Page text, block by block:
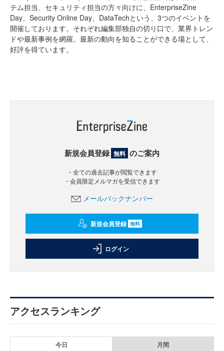
テム担当、セキュリティ担当の方々向けに、EnterpriseZine
Day、Security Online Day、DataTechという、3つのイベントを
開催しております。それぞれ編集部独自の切り口で、業界トレン
ドや最新事例を網羅。最新の動向を知ることができる場として、
好評を得ています。
新規会員登録 無料 のご案内
・全ての過去記事が閲覧できます
・会員限定メルマガを受信できます
メールバックナンバー
新規会員登録 無料
ログイン
アクセスランキング
今日 月間